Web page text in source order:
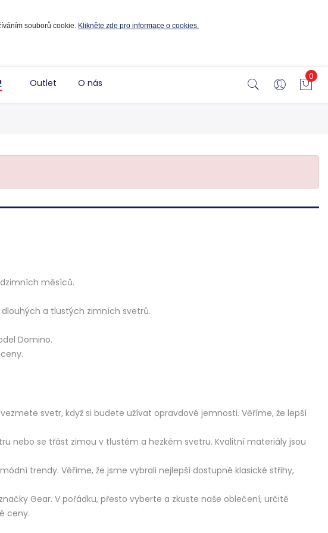
souborů cookie. Klikněte zde pro informace o cookies.
Outlet O nás
0
měsíců.
a tlustých zimních svetrů.
Domino.
svetr, když si budete užívat opravdové jemnosti. Věříme, že lepší
nebo se třást zimou v tlustém a hezkém svetru. Kvalitní materiály jsou
trendy. Věříme, že jsme vybrali nejlepší dostupné klasické střihy,
Gear. V pořádku, přesto vyberte a zkuste naše oblečení, určitě
ceny.